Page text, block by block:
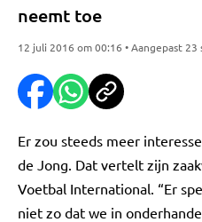
neemt toe
12 juli 2016 om 00:16 • Aangepast
Er zou steeds meer
de Jong. Dat vertelt zijn
Voetbal International. “Er
niet zo dat we in